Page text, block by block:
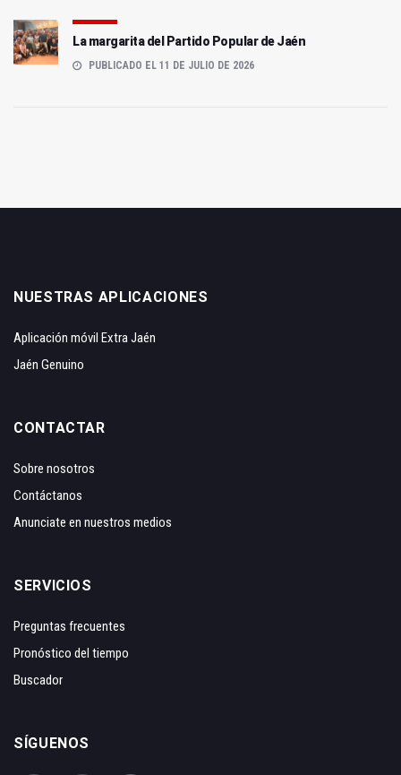
La margarita del Partido Popular de Jaén
PUBLICADO EL 11 DE JULIO DE 2026
NUESTRAS APLICACIONES
Aplicación móvil Extra Jaén
Jaén Genuino
CONTACTAR
Sobre nosotros
Contáctanos
Anunciate en nuestros medios
SERVICIOS
Preguntas frecuentes
Pronóstico del tiempo
Buscador
SÍGUENOS